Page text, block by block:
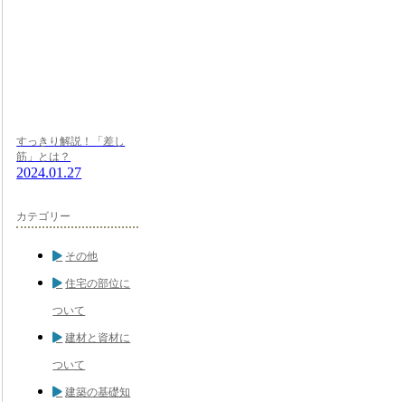
すっきり解説！「差し
筋」とは？
2024.01.27
カテゴリー
その他
住宅の部位に
ついて
建材と資材に
ついて
建築の基礎知